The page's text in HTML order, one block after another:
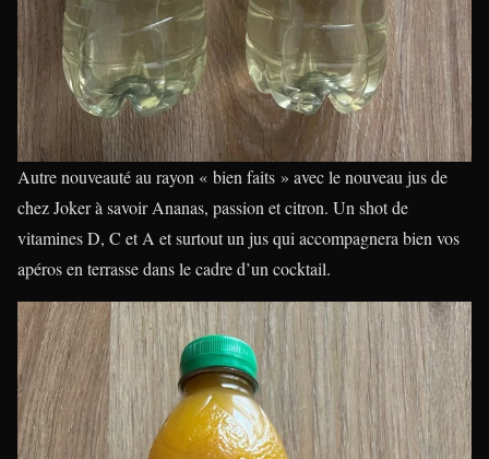
Autre nouveauté au rayon « bien faits » avec le nouveau jus de
chez Joker à savoir Ananas, passion et citron. Un shot de
vitamines D, C et A et surtout un jus qui accompagnera bien vos
apéros en terrasse dans le cadre d’un cocktail.